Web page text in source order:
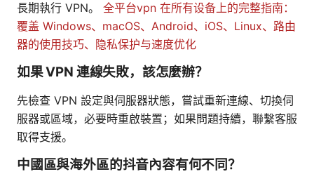
長期執行 VPN。 全平台vpn 在所有设备上的完整指南：
覆盖 Windows、macOS、Android、iOS、Linux、路由
器的使用技巧、隐私保护与速度优化
如果 VPN 連線失敗，該怎麼辦？
先檢查 VPN 設定與伺服器狀態，嘗試重新連線、切換伺
服器或區域，必要時重啟裝置；如果問題持續，聯繫客服
取得支援。
中國區與海外區的抖音內容有何不同？